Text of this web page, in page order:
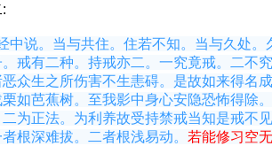
说。当与共住。住若不知。当与久处
戒有二种。持戒亦二。一究竟戒。二
众生之所伤害不生恚碍。是故如来得
如芭蕉树。至我影中身心安隐恐怖得
为正法。为利养故受持禁戒当知是戒不
根深难拔。二者根浅易动。 若能修习空